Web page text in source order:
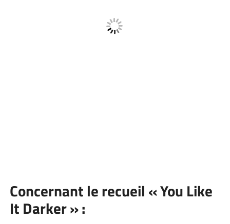
Concernant le recueil « You Like
It Darker » :